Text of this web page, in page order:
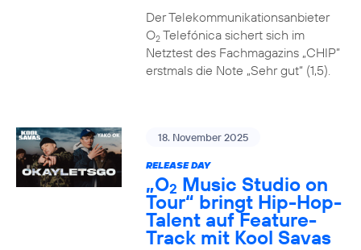
Der Telekommunikationsanbieter
O2Telefónica sichert sich im
Netztest des Fachmagazins „CHIP”
erstmals die Note „Sehr gut“ (1,5).
18. November 2025
RELEASE DAY
„O2 Music Studio on
Tour“ bringt Hip-Hop-
Talent auf Feature-
Track mit Kool Savas